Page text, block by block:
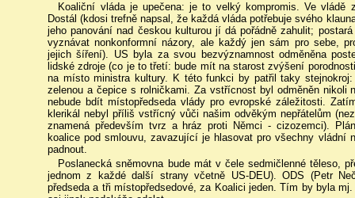
Koaliční vláda je upečena: je to velký kompromis. Ve vládě
Dostál (kdosi trefně napsal, že každá vláda potřebuje svého
jeho panování nad českou kulturou jí dá pořádně zahulit;
vyznávat nonkonformní názory, ale každý jen sám pro sebe,
jejich šíření). US byla za svou bezvýznamnost odměněna
lidské zdroje (co je to třetí: bude mít na starost zvýšení
na místo ministra kultury. K této funkci by patřil taky
zelenou a čepice s rolničkami. Za vstřícnost byl odměněn
nebude bdít místopředseda vlády pro evropské záležitosti.
klerikál nebyl příliš vstřícný vůči našim odvěkým nepřátelům
znamená především tvrz a hráz proti Němci - cizozemci).
koalice pod smlouvu, zavazující je hlasovat pro všechny vládní
padnout.
Poslanecká sněmovna bude mát v čele sedmičlenné těleso,
jednom z každé další strany včetně US-DEU). ODS (Petr
předseda a tři místopředsedové, za Koalici jeden. Tím by byla